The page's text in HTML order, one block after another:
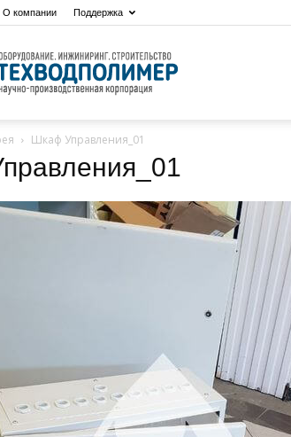
О компании Поддержка
производство
Шкаф Управления_01